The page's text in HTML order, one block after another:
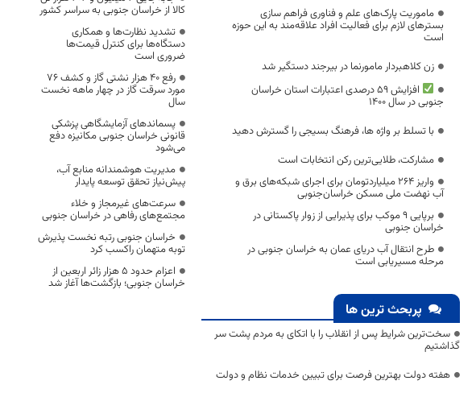
ماموریت پارک‌های علم و فناوری فراهم سازی
بسترهای لازم برای فعالیت افراد علاقه‌مند به این حوزه
است
زن کلاهبردار مامورنما در بیرجند دستگیر شد
افزایش 59 درصدی اعتبارات استان خراسان
جنوبی در سال 1400
با تسلط بر واژه ها، فرهنگ بسیجی را گسترش دهید
مشارکت، طلایی‌ترین رکن انتخابات است
واریز ۲۶۴ میلیاردتومان برای اجرای شبکه‌های برق و
آب نهضت ملی مسکن خراسان‌جنوبی
برپایی ۹ موکب برای پذیرایی از زوار پاکستانی در
خراسان جنوبی
طرح انتقال آب دریای عمان به خراسان جنوبی در
مرحله مسیریابی است
پربحث ترین ها
سخت‌ترین شرایط پس از انقلاب را با اتکای به مردم پشت سر
گذاشتیم
هفته دولت بهترین فرصت برای تبیین خدمات نظام و دولت
کالا از خراسان جنوبی به سراسر کشور
تشدید نظارت‌ها و همکاری
دستگاه‌ها برای کنترل قیمت‌ها
ضروری است
رفع 40 هزار نشتی گاز و کشف 76
مورد سرقت گاز در چهار ماهه نخست
سال
پسماندهای آزمایشگاهی پزشکی
قانونی خراسان جنوبی مکانیزه دفع
می‌شود
مدیریت هوشمندانه منابع آب،
پیش‌نیاز تحقق توسعه پایدار
سرعت‌های غیرمجاز و خلاء
مجتمع‌های رفاهی در خراسان جنوبی
خراسان جنوبی رتبه نخست پذیرش
توبه متهمان راکسب کرد
اعزام حدود 5 هزار زائر اربعین از
خراسان جنوبی؛ بازگشت‌ها آغاز شد